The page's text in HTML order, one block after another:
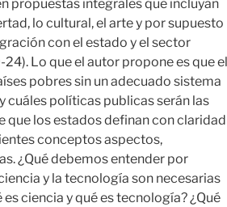
propuestas integrales que incluyan
lo cultural, el arte y por supuesto
con el estado y el sector
Lo que el autor propone es que el
pobres sin un adecuado sistema
cuáles políticas publicas serán las
que los estados definan con claridad
conceptos aspectos,
¿Qué debemos entender por
y la tecnología son necesarias
ciencia y qué es tecnología? ¿Qué